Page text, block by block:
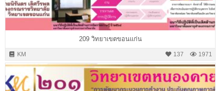
209 วิทยาเขตขอนแก่น
KM 1971
137